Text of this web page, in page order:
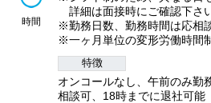
時間
詳細は面接時にご確認下さい
※勤務日数、勤務時間は応相
※一ヶ月単位の変形労働時間
特徴
オンコールなし、午前のみ勤
相談可、18時までに退社可能